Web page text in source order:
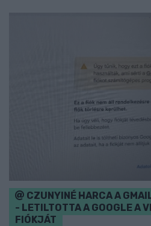
CZUNYINÉ HARCA A
- LETILTOTTA A GOOGLE A
FIÓKJÁT